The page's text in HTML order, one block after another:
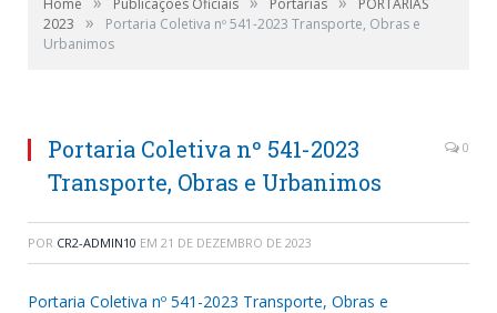
2023
»
Portaria Coletiva nº 541-2023 Transporte, Obras e
Urbanimos
Portaria Coletiva nº 541-2023
Transporte, Obras e Urbanimos
0
POR CR2-ADMIN10 EM 21 DE DEZEMBRO DE 2023
Portaria Coletiva nº 541-2023 Transporte, Obras e